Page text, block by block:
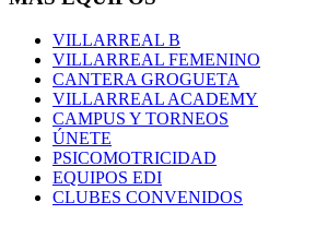
VILLARREAL B
VILLARREAL FEMENINO
CANTERA GROGUETA
VILLARREAL ACADEMY
CAMPUS Y TORNEOS
ÚNETE
PSICOMOTRICIDAD
EQUIPOS EDI
CLUBES CONVENIDOS